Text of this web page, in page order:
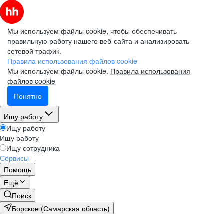
Мы используем файлы cookie, чтобы обеспечивать
правильную работу нашего веб-сайта и анализировать
сетевой трафик.
Правила использования файлов cookie
Мы используем файлы cookie. Правила использования
файлов cookie
Понятно
Ищу работу
Ищу работу
Ищу работу
Ищу сотрудника
Сервисы
Помощь
Ещё
Поиск
Борское (Самарская область)